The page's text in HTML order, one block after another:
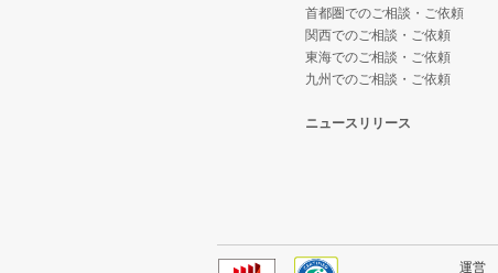
首都圏でのご相談・ご依頼
関西でのご相談・ご依頼
東海でのご相談・ご依頼
九州でのご相談・ご依頼
ニュースリリース
運営